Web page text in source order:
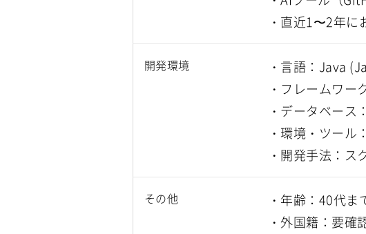
・直近1〜2年
開発環境
・言語：Java
・フレームワ
・データベース
・環境・ツール
・開発手法：ス
その他
・年齢：40代ま
・外国籍：要確